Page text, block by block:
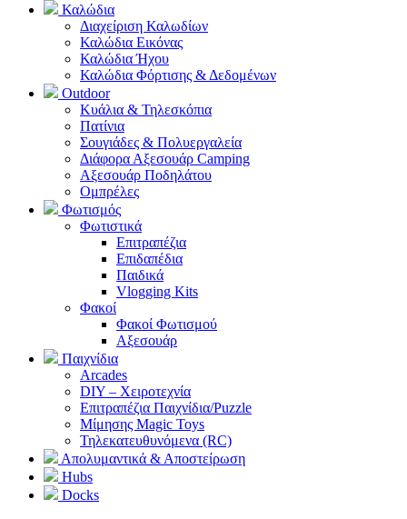
Καλώδια
Διαχείριση Καλωδίων
Καλώδια Εικόνας
Καλώδια Ήχου
Καλώδια Φόρτισης & Δεδομένων
Outdoor
Κυάλια & Τηλεσκόπια
Πατίνια
Σουγιάδες & Πολυεργαλεία
Διάφορα Αξεσουάρ Camping
Αξεσουάρ Ποδηλάτου
Ομπρέλες
Φωτισμός
Φωτιστικά
Επιτραπέζια
Επιδαπέδια
Παιδικά
Vlogging Kits
Φακοί
Φακοί Φωτισμού
Αξεσουάρ
Παιχνίδια
Arcades
DIY – Χειροτεχνία
Επιτραπέζια Παιχνίδια/Puzzle
Μίμησης Magic Toys
Τηλεκατευθυνόμενα (RC)
Απολυμαντικά & Αποστείρωση
Hubs
Docks